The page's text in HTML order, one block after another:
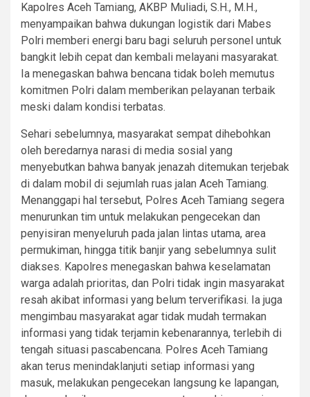
Kapolres Aceh Tamiang, AKBP Muliadi, S.H., M.H.,
menyampaikan bahwa dukungan logistik dari Mabes
Polri memberi energi baru bagi seluruh personel untuk
bangkit lebih cepat dan kembali melayani masyarakat.
Ia menegaskan bahwa bencana tidak boleh memutus
komitmen Polri dalam memberikan pelayanan terbaik
meski dalam kondisi terbatas.
Sehari sebelumnya, masyarakat sempat dihebohkan
oleh beredarnya narasi di media sosial yang
menyebutkan bahwa banyak jenazah ditemukan terjebak
di dalam mobil di sejumlah ruas jalan Aceh Tamiang.
Menanggapi hal tersebut, Polres Aceh Tamiang segera
menurunkan tim untuk melakukan pengecekan dan
penyisiran menyeluruh pada jalan lintas utama, area
permukiman, hingga titik banjir yang sebelumnya sulit
diakses. Kapolres menegaskan bahwa keselamatan
warga adalah prioritas, dan Polri tidak ingin masyarakat
resah akibat informasi yang belum terverifikasi. Ia juga
mengimbau masyarakat agar tidak mudah termakan
informasi yang tidak terjamin kebenarannya, terlebih di
tengah situasi pascabencana. Polres Aceh Tamiang
akan terus menindaklanjuti setiap informasi yang
masuk, melakukan pengecekan langsung ke lapangan,